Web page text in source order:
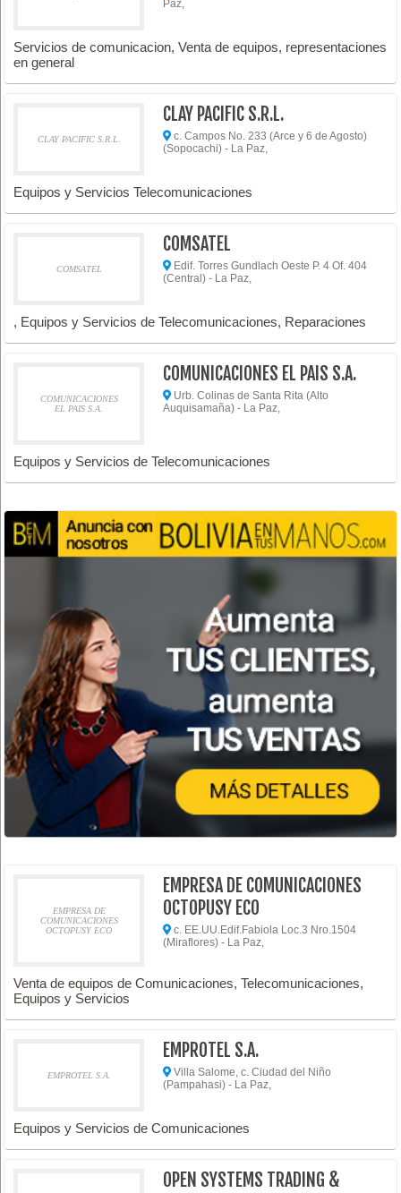
Paz,
Servicios de comunicacion, Venta de equipos, representaciones
en general
CLAY PACIFIC S.R.L.
CLAY PACIFIC S.R.L.
c. Campos No. 233 (Arce y 6 de Agosto)
(Sopocachi) - La Paz,
Equipos y Servicios Telecomunicaciones
COMSATEL
COMSATEL
Edif. Torres Gundlach Oeste P. 4 Of. 404
(Central) - La Paz,
, Equipos y Servicios de Telecomunicaciones, Reparaciones
COMUNICACIONES
EL PAIS S.A.
COMUNICACIONES EL PAIS S.A.
Urb. Colinas de Santa Rita (Alto
Auquisamaña) - La Paz,
Equipos y Servicios de Telecomunicaciones
EMPRESA DE
COMUNICACIONES
OCTOPUSY ECO
EMPRESA DE COMUNICACIONES
OCTOPUSY ECO
c. EE.UU.Edif.Fabiola Loc.3 Nro.1504
(Miraflores) - La Paz,
Venta de equipos de Comunicaciones, Telecomunicaciones,
Equipos y Servicios
EMPROTEL S.A.
EMPROTEL S.A.
Villa Salome, c. Ciudad del Niño
(Pampahasi) - La Paz,
Equipos y Servicios de Comunicaciones
OPEN SYSTEMS TRADING &